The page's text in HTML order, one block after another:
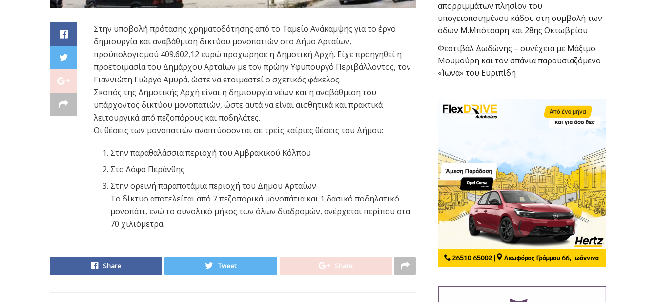
Στην υποβολή πρότασης χρηματοδότησης από το Ταμείο Ανάκαμψης για το έργο
δημιουργία και αναβάθμιση δικτύου μονοπατιών στο Δήμο Αρταίων,
προϋπολογισμού 409.602,12 ευρώ προχώρησε η Δημοτική Αρχή. Είχε προηγηθεί η
προετοιμασία του Δημάρχου Αρταίων με τον πρώην Υφυπουργό Περιβάλλοντος, τον
Γιαννιώτη Γιώργο Αμυρά, ώστε να ετοιμαστεί ο σχετικός φάκελος.
Σκοπός της Δημοτικής Αρχή είναι η δημιουργία νέων και η αναβάθμιση του
υπάρχοντος δικτύου μονοπατιών, ώστε αυτά να είναι αισθητικά και πρακτικά
λειτουργικά από πεζοπόρους και ποδηλάτες.
Οι θέσεις των μονοπατιών αναπτύσσονται σε τρείς καίριες θέσεις του Δήμου:
Στην παραθαλάσσια περιοχή του Αμβρακικού Κόλπου
Στο Λόφο Περάνθης
Στην ορεινή παραποτάμια περιοχή του Δήμου Αρταίων
Το δίκτυο αποτελείται από 7 πεζοπορικά μονοπάτια και 1 δασικό ποδηλατικό
μονοπάτι, ενώ το συνολικό μήκος των όλων διαδρομών, ανέρχεται περίπου στα
70 χιλιόμετρα.
Share Tweet Share
απορριμμάτων πλησίον του
υπογειοποιημένου κάδου στη συμβολή των
οδών Μ.Μπότσαρη και 28ης Οκτωβρίου
Φεστιβάλ Δωδώνης – συνέχεια με Μάξιμο
Μουμούρη και τον σπάνια παρουσιαζόμενο
«Ίωνα» του Ευριπίδη